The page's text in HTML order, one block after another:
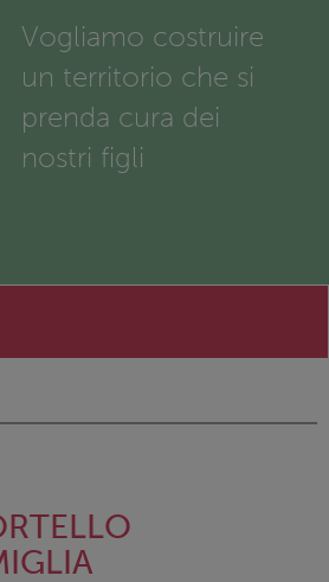
Vogliamo costruire
un territorio che si
prenda cura dei
nostri figli